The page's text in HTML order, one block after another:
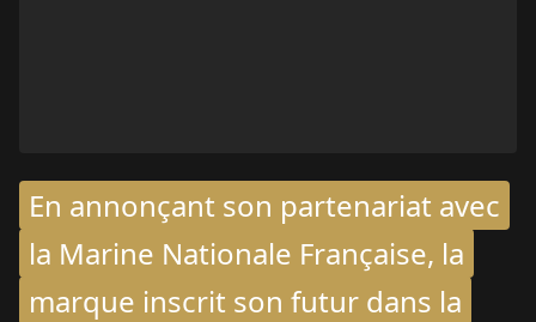
En annonçant son partenariat avec
la Marine Nationale Française, la
marque inscrit son futur dans la